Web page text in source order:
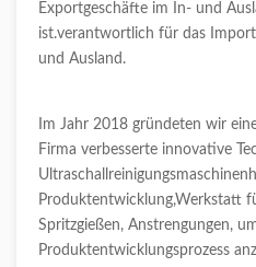
Exportgeschäfte im In- und
ist.verantwortlich für das
und Ausland.
Im Jahr 2018 gründeten wir
Firma verbesserte innovative
Produktentwicklung,Werkstatt
Spritzgießen, Anstrengungen,
Produktentwicklungsprozess